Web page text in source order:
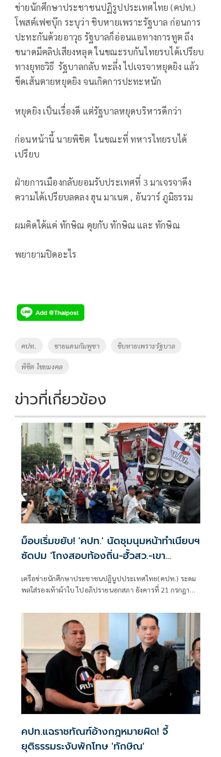
ข่ายนักศึกษาประชาชนปฏิรูปประเทศไทย (คปท.)
โพสต์เฟซบุ๊ก ระบุว่า ชิบหายเพราะรัฐบาล ก่อนการ
ปะทะกันด้วยอาวุธ รัฐบาลก็อ่อนแอทางการทูต ถึง
ขนาดมีคลิปเสียงหลุด ในขณะรบกันไทยรบได้เปรียบ
ทางยุทธวิธี รัฐบาลกลับ ทะลึ่ง ไปเจรจาหยุดยิง แล้ว
ขีดเส้นตายหยุดยิง จนเกิดการปะทะหนัก
หยุดยิง เป็นเรื่องดี แต่รัฐบาลหยุดบริหารดีกว่า
ก่อนหน้านี้ นายพิชิต ในขณะที่ ทหารไทยรบได้
เปรียบ
ฝ่ายการเมืองกลับยอมรับประเทศที่ 3 มาเจรจาดึง
ความได้เปรียบลดลง ฮุน มาเนต , อันวาร์ ภูมิธรรม
ผมคิดได้แค่ ทักษิณ คุยกับ ทักษิณ และ ทักษิณ
พยายามปิดอะไร
Tags
คปท. ชายแดนกัมพูชา ชิบหายเพราะรัฐบาล
พิชิต ไชยมงคล
ข่าวที่เกี่ยวข้อง
ม็อบเริ่มขยับ! 'คปท.' นัดชุมนุมหน้าทำเนียบฯ
ซัดปม 'โกงสอบท้องถิ่น-ฮั้วสว.-เขา
กระโดง-น้ำมัน'
เครือข่ายนักศึกษาประชาชนปฎินูปประเทศไทย(คปท.) ระดม
พลใส่รองเท้าผ้าใบ ไปอภิปรายนอกสภา อังคารที่ 21 กรกฎาคม
คปท.แฉราชทัณฑ์อ้างกฎหมายผิด! จี้
ยุติธรรมระงับพักโทษ 'ทักษิณ'